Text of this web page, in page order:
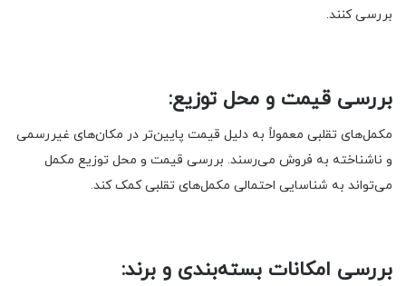
بررسی کنند.
بررسی قیمت و محل توزیع:
مکمل‌های تقلبی معمولاً به دلیل قیمت پایین‌تر در مکان‌های غیررسمی
و ناشناخته به فروش می‌رسند. بررسی قیمت و محل توزیع مکمل
می‌تواند به شناسایی احتمالی مکمل‌های تقلبی کمک کند.
بررسی امکانات بسته‌بندی و برند: